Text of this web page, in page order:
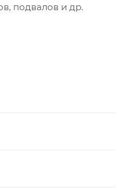
подвалов и др.